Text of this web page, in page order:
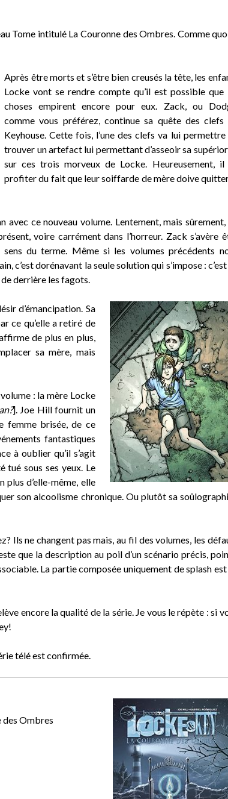
Tome intitulé La Couronne des Ombres. Comme
Après être morts et s’être bien creusés la tête, les
Locke vont se rendre compte qu’il est possible que
choses empirent encore pour eux. Zack, ou
comme vous préférez, continue sa quête des clefs
Keyhouse. Cette fois, l’une des clefs va lui permettre
trouver un artefact lui permettant d’asseoir sa
sur ces trois morveux de Locke. Heureusement, il
profiter du fait que leur soiffarde de mère doive
ce nouveau volume. Lentement, mais sûrement,
voire carrément dans l’horreur. Zack s’avère
du terme. Même si les volumes précédents
c’est dorénavant la seule solution qui s’impose :
derrière les fagots.
d’émancipation. Sa
ce qu’elle a retiré de
de plus en plus,
sa mère, mais
: la mère Locke
]. Joe Hill fournit un
femme brisée, de ce
fantastiques
à oublier qu’il s’agit
tué sous ses yeux. Le
d’elle-même, elle
son alcoolisme chronique. Ou plutôt sa
Ils ne changent pas mais, au fil des volumes, les
que la description au poil d’un scénario précis,
La partie composée uniquement de splash est
encore la qualité de la série. Je vous le répète : si
télé est confirmée.
des Ombres